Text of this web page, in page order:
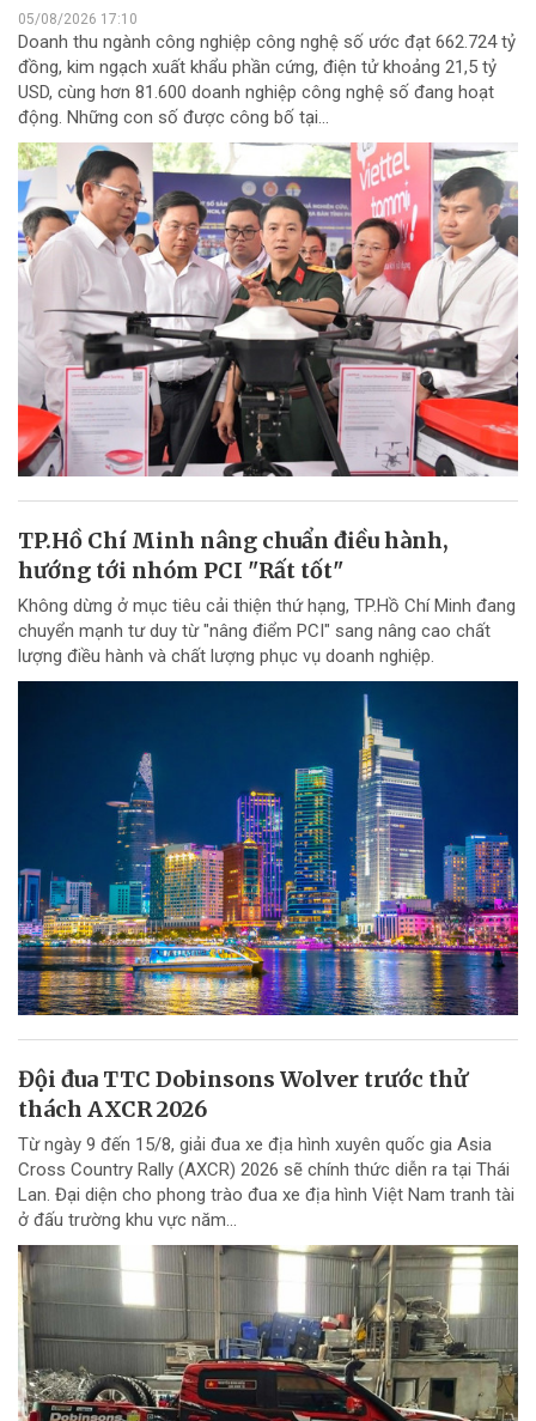
05/08/2026 17:10
Doanh thu ngành công nghiệp công nghệ số ước đạt 662.724 tỷ
đồng, kim ngạch xuất khẩu phần cứng, điện tử khoảng 21,5 tỷ
USD, cùng hơn 81.600 doanh nghiệp công nghệ số đang hoạt
động. Những con số được công bố tại...
TP.Hồ Chí Minh nâng chuẩn điều hành,
hướng tới nhóm PCI "Rất tốt"
Không dừng ở mục tiêu cải thiện thứ hạng, TP.Hồ Chí Minh đang
chuyển mạnh tư duy từ "nâng điểm PCI" sang nâng cao chất
lượng điều hành và chất lượng phục vụ doanh nghiệp.
Đội đua TTC Dobinsons Wolver trước thử
thách AXCR 2026
Từ ngày 9 đến 15/8, giải đua xe địa hình xuyên quốc gia Asia
Cross Country Rally (AXCR) 2026 sẽ chính thức diễn ra tại Thái
Lan. Đại diện cho phong trào đua xe địa hình Việt Nam tranh tài
ở đấu trường khu vực năm...